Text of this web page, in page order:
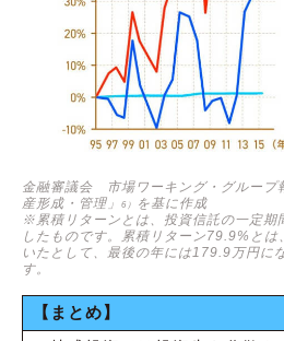
金融審議会 市場ワーキング・グループ
産形成・管理」
6）
を基に作成
※累積リターンとは、投資信託の一定期
したものです。累積リターン79.9%と
いたとして、最後の年には179.9万円に
す。
【まとめ】